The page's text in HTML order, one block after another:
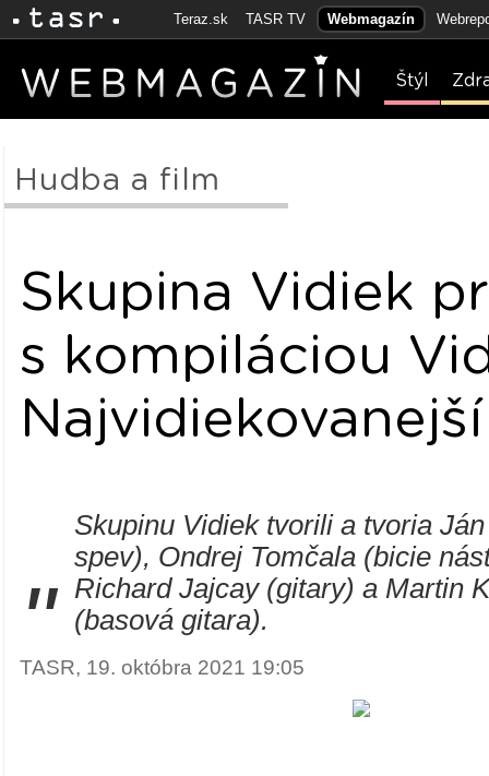
Teraz.sk TASR TV Webmagazín
Štýl
Hudba a film
Skupina Vidiek
s kompiláciou
Najvidiekovanejší
"
Skupinu Vidiek tvorili a tvoria
spev), Ondrej Tomčala (bicie
Richard Jajcay (gitary) a Martin
(basová gitara).
TASR, 19. októbra 2021 19:05